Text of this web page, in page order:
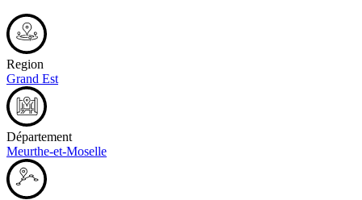
Region
Grand Est
Département
Meurthe-et-Moselle